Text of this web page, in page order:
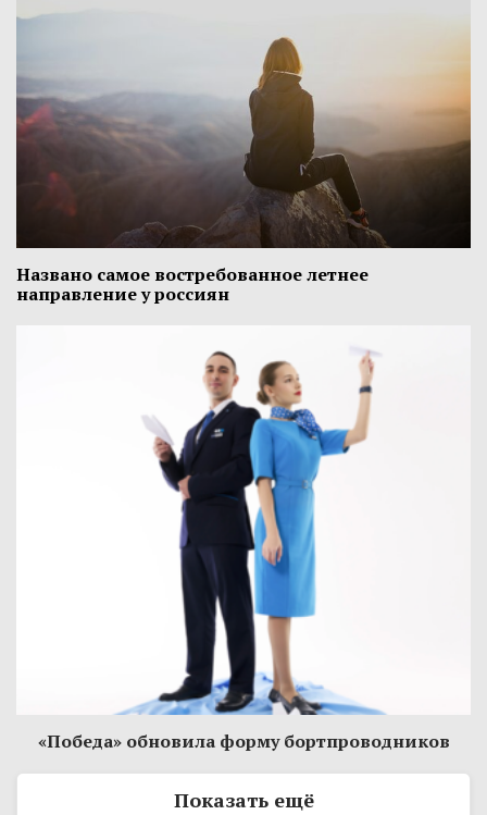
Названо самое востребованное летнее
направление у россиян
«Победа» обновила форму бортпроводников
Показать ещё